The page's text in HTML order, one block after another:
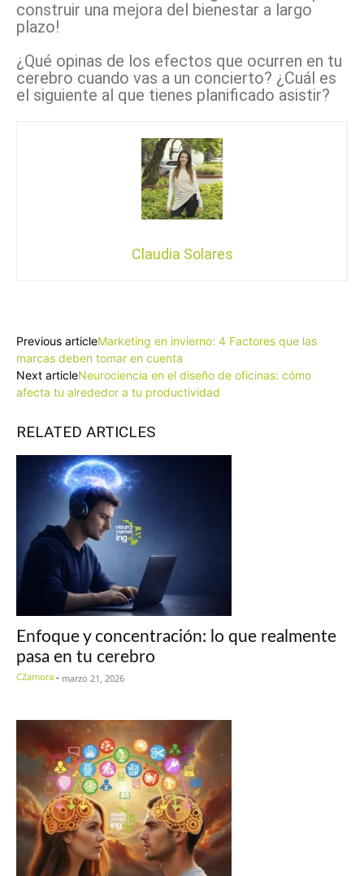
construir una mejora del bienestar a largo
plazo!
¿Qué opinas de los efectos que ocurren en tu
cerebro cuando vas a un concierto? ¿Cuál es
el siguiente al que tienes planificado asistir?
Claudia Solares
Previous articleMarketing en invierno: 4 Factores que las
marcas deben tomar en cuenta
Next articleNeurociencia en el diseño de oficinas: cómo
afecta tu alrededor a tu productividad
RELATED ARTICLES
Enfoque y concentración: lo que realmente
pasa en tu cerebro
CZamora - marzo 21, 2026